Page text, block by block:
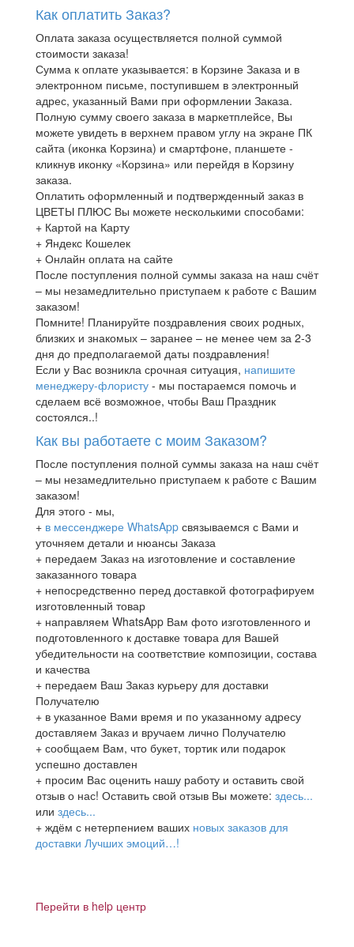
Как оплатить Заказ?
Оплата заказа осуществляется полной суммой
стоимости заказа!
Сумма к оплате указывается: в Корзине Заказа и в
электронном письме, поступившем в электронный
адрес, указанный Вами при оформлении Заказа.
Полную сумму своего заказа в маркетплейсе, Вы
можете увидеть в верхнем правом углу на экране ПК
сайта (иконка Корзина) и смартфоне, планшете -
кликнув иконку «Корзина» или перейдя в Корзину
заказа.
Оплатить оформленный и подтвержденный заказ в
ЦВЕТЫ ПЛЮС Вы можете несколькими способами:
+ Картой на Карту
+ Яндекс Кошелек
+ Онлайн оплата на сайте
После поступления полной суммы заказа на наш счёт
– мы незамедлительно приступаем к работе с Вашим
заказом!
Помните! Планируйте поздравления своих родных,
близких и знакомых – заранее – не менее чем за 2-3
дня до предполагаемой даты поздравления!
Если у Вас возникла срочная ситуация, напишите
менеджеру-флористу - мы постараемся помочь и
сделаем всё возможное, чтобы Ваш Праздник
состоялся..!
Как вы работаете с моим Заказом?
После поступления полной суммы заказа на наш счёт
– мы незамедлительно приступаем к работе с Вашим
заказом!
Для этого - мы,
+ в мессенджере WhatsApp связываемся с Вами и
уточняем детали и нюансы Заказа
+ передаем Заказ на изготовление и составление
заказанного товара
+ непосредственно перед доставкой фотографируем
изготовленный товар
+ направляем WhatsApp Вам фото изготовленного и
подготовленного к доставке товара для Вашей
убедительности на соответствие композиции, состава
и качества
+ передаем Ваш Заказ курьеру для доставки
Получателю
+ в указанное Вами время и по указанному адресу
доставляем Заказ и вручаем лично Получателю
+ сообщаем Вам, что букет, тортик или подарок
успешно доставлен
+ просим Вас оценить нашу работу и оставить свой
отзыв о нас! Оставить свой отзыв Вы можете: здесь...
или здесь...
+ ждём с нетерпением ваших новых заказов для
доставки Лучших эмоций…!
Перейти в help центр